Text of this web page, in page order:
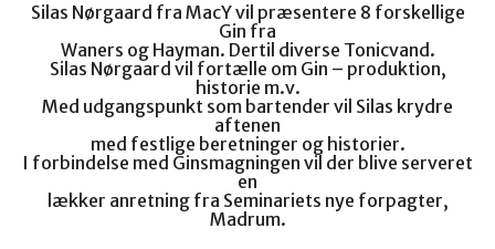
Silas Nørgaard fra MacY vil præsentere 8 forskellige
Gin fra
Waners og Hayman. Dertil diverse Tonicvand.
Silas Nørgaard vil fortælle om Gin – produktion,
historie m.v.
Med udgangspunkt som bartender vil Silas krydre
aftenen
med festlige beretninger og historier.
I forbindelse med Ginsmagningen vil der blive serveret
en
lækker anretning fra Seminariets nye forpagter,
Madrum.